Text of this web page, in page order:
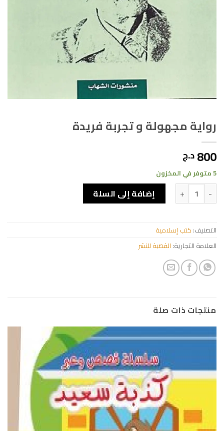
رواية مجهولة و تجربة فريدة
800د.ج
5 متوفر في المخزون
كمية رواية مجهولة و تجربة فريدة
إضافة إلى السلة
التصنيف: كتب إسلامية
العلامة التجارية: القصبة للنشر
منتجات ذات صلة